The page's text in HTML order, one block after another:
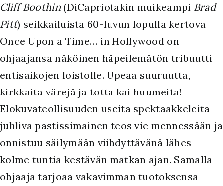
Cliff Boothin(DiCapriotakin muikeampi Brad
Pitt) seikkailuista 60-luvun lopulla kertova
Once Upon a Time… in Hollywood on
ohjaajansa näköinen häpeilemätön tribuutti
entisaikojen loistolle. Upeaa suuruutta,
kirkkaita värejä ja totta kai huumeita!
Elokuvateollisuuden useita spektaakkeleita
juhliva pastissimainen teos vie mennessään ja
onnistuu säilymään viihdyttävänä lähes
kolme tuntia kestävän matkan ajan. Samalla
ohjaaja tarjoaa vakavimman tuotoksensa